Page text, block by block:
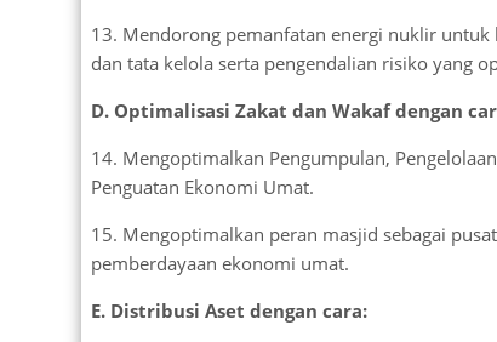
13. Mendorong pemanfatan energi nuklir
dan tata kelola serta pengendalian risiko yang
D. Optimalisasi Zakat dan Wakaf dengan
14. Mengoptimalkan Pengumpulan,
Penguatan Ekonomi Umat.
15. Mengoptimalkan peran masjid sebagai
pemberdayaan ekonomi umat.
E. Distribusi Aset dengan cara: